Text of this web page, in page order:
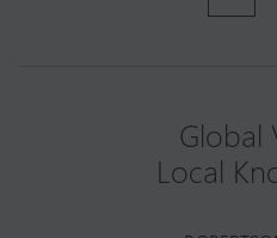
Global
Local